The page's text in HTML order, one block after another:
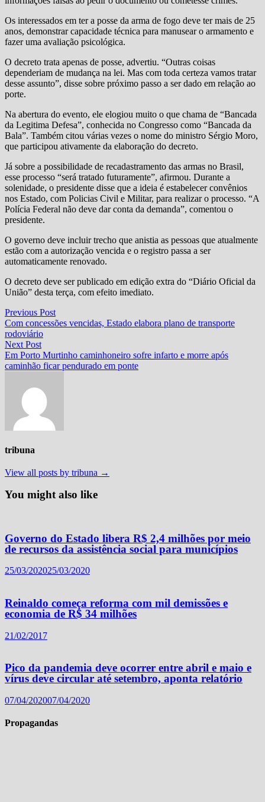
Os interessados em ter a posse da arma de fogo deve ter mais de 25
anos, demonstrar capacidade técnica para manusear o armamento e
fazer uma avaliação psicológica.
O decreto trata apenas de posse, advertiu. “Outras coisas
dependeriam de mudança na lei. Mas com toda certeza vamos tratar
desse assunto”, disse sobre próximo passo a ser dado em relação ao
porte.
Na abertura do evento, ele elogiou muito o que chama de “Bancada
da Legitima Defesa”, conhecida no Congresso como “Bancada da
Bala”. Também citou várias vezes o nome do ministro Sérgio Moro,
que participou ativamente da elaboração do decreto.
Já sobre a possibilidade de recadastramento das armas no Brasil,
esse processo “será tratado futuramente”, afirmou. Durante a
solenidade, o presidente disse que a ideia é estabelecer convênios
nos Estado, com Policias Civil e Militar, para realizar o processo. “A
Polícia Federal não deve dar conta da demanda”, comentou o
presidente.
O governo deve incluir trecho que anistia as pessoas que atualmente
estão com a autorização vencida e o registro passa a ser
automaticamente renovado.
O decreto deve ser publicado em edição extra do “Diário Oficial da
União” desta terça, com efeito imediato.
Navegação
de
Post
Previous PostPrevious
post:
Com concessões vencidas, Estado elabora plano de transporte
rodoviário
Next PostNext
post:
Em Porto Murtinho caminhoneiro sofre infarto e morre após
caminhão ficar pendurado em ponte
tribuna
View all posts by tribuna →
You might also like
Governo do Estado libera R$ 2,4 milhões por meio
de recursos da assistência social para municípios
25/03/202025/03/2020
Reinaldo começa reforma com mil demissões e
economia de R$ 34 milhões
21/02/2017
Pico da pandemia deve ocorrer entre abril e maio e
vírus deve circular até setembro, aponta relatório
07/04/202007/04/2020
Propagandas